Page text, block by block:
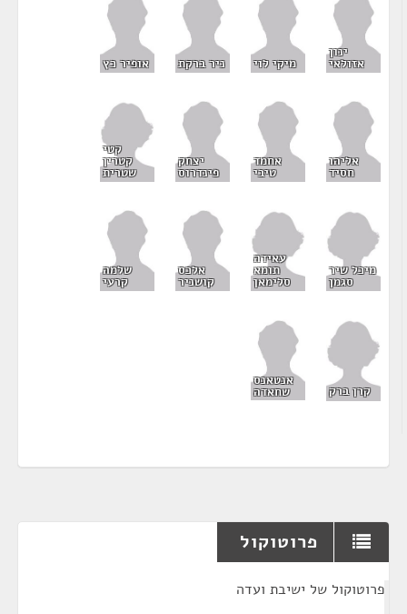
ינון
אזולאי מיקי לוי ניר ברקת אופיר כץ
אליהו
חסיד
אחמד
טיבי
יצחק
פינדרוס
קטי
קטרין
שטרית
מיכל שיר
סגמן
עאידה
תומא
סלימאן
אלכס
קושניר
שלמה
קרעי
קרן ברק
אנטאנס
שחאדה
פרוטוקול
פרוטוקול של ישיבת ועדה